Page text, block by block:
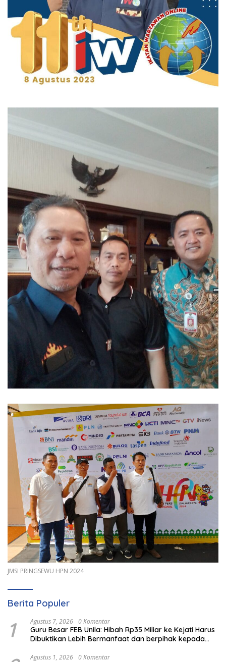
JMSI PRINGSEWU HPN 2024
Berita Populer
1 Agustus 7, 2026 0 Komentar
Guru Besar FEB Unila: Hibah Rp35 Miliar ke Kejati Harus
Dibuktikan Lebih Bermanfaat dan berpihak kepada
Agustus 1, 2026 0 Komentar